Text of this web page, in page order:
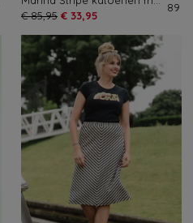
€ 85,95 € 33,95
89